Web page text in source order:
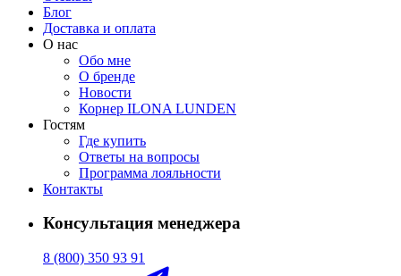
Блог
Доставка и оплата
О нас
Обо мне
О бренде
Новости
Корнер ILONA LUNDEN
Гостям
Где купить
Ответы на вопросы
Программа лояльности
Контакты
Консультация менеджера
8 (800) 350 93 91